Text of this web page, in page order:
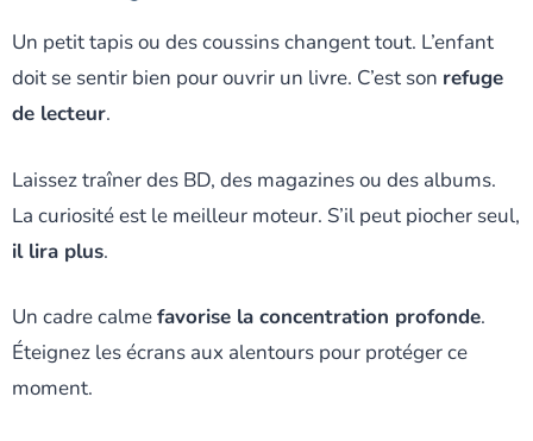
Un petit tapis ou des coussins changent tout. L’enfant
doit se sentir bien pour ouvrir un livre. C’est son refuge
de lecteur.
Laissez traîner des BD, des magazines ou des albums.
La curiosité est le meilleur moteur. S’il peut piocher seul,
il lira plus.
Un cadre calmefavorise la concentration profonde.
Éteignez les écrans aux alentours pour protéger ce
moment.